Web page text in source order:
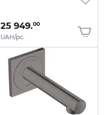
25 949.00
UAH/pc.